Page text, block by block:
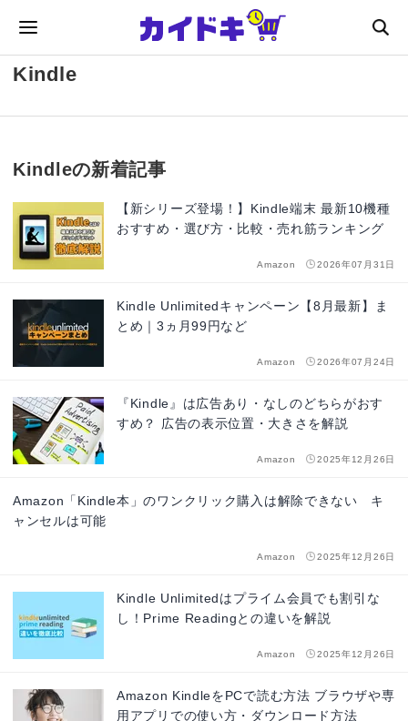
Kindle
Kindleの新着記事
【新シリーズ登場！】Kindle端末 最新10機種
おすすめ・選び方・比較・売れ筋ランキング
Amazon 2026年07月31日
Kindle Unlimitedキャンペーン【8月最新】ま
とめ｜3ヵ月99円など
Amazon 2026年07月24日
『Kindle』は広告あり・なしのどちらがおす
すめ？ 広告の表示位置・大きさを解説
Amazon 2025年12月26日
Amazon「Kindle本」のワンクリック購入は解除できない キ
ャンセルは可能
Amazon 2025年12月26日
Kindle Unlimitedはプライム会員でも割引な
し！Prime Readingとの違いを解説
Amazon 2025年12月26日
Amazon KindleをPCで読む方法 ブラウザや専
用アプリでの使い方・ダウンロード方法